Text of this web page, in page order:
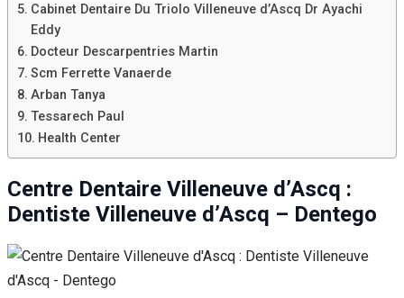
Cabinet Dentaire Du Triolo Villeneuve d’Ascq Dr Ayachi
Eddy
Docteur Descarpentries Martin
Scm Ferrette Vanaerde
Arban Tanya
Tessarech Paul
Health Center
Centre Dentaire Villeneuve d’Ascq :
Dentiste Villeneuve d’Ascq – Dentego
offres
personnalisés.